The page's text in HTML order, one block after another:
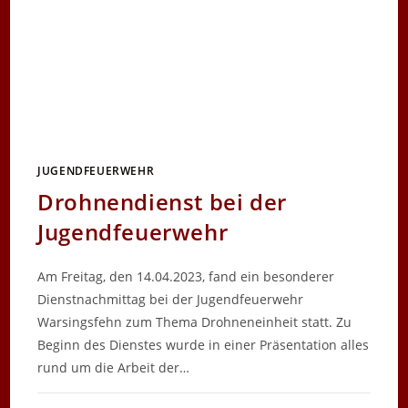
JUGENDFEUERWEHR
Drohnendienst bei der
Jugendfeuerwehr
Am Freitag, den 14.04.2023, fand ein besonderer
Dienstnachmittag bei der Jugendfeuerwehr
Warsingsfehn zum Thema Drohneneinheit statt. Zu
Beginn des Dienstes wurde in einer Präsentation alles
rund um die Arbeit der…